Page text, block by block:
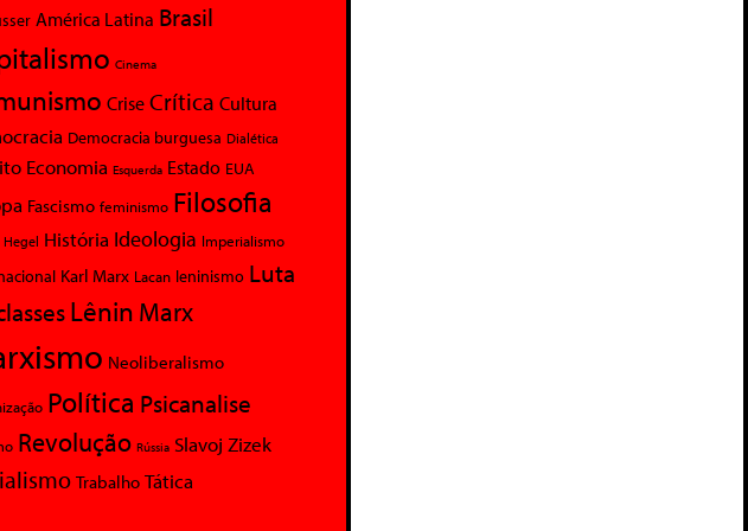
América Latina Brasil
Cinema
Crise Crítica Cultura
Democracia burguesa Dialética
Economia Esquerda Estado EUA
Fascismo feminismo Filosofia
Hegel História Ideologia Imperialismo
Karl Marx Lacan leninismo Luta
Lênin Marx
Neoliberalismo
Política Psicanalise
Revolução Rússia Slavoj Zizek
Trabalho Tática